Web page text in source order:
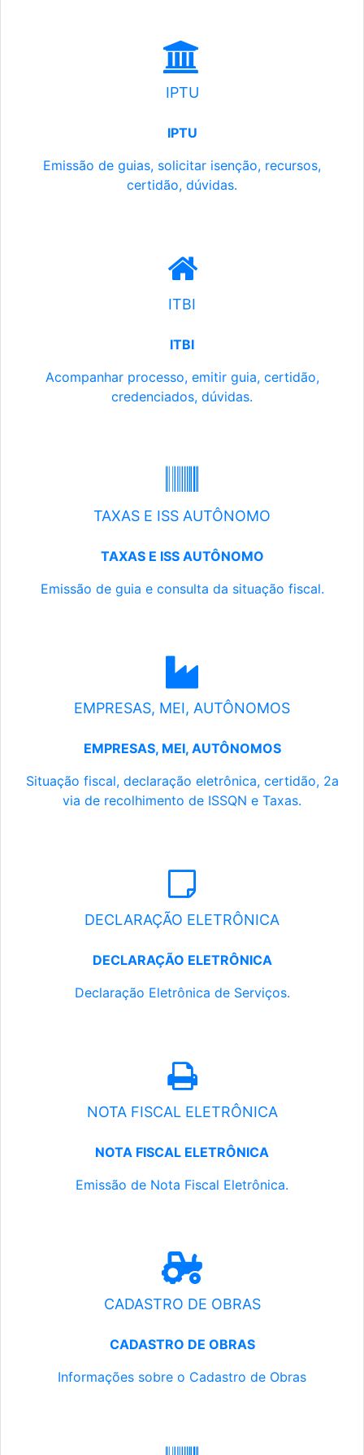
IPTU
IPTU
Emissão de guias, solicitar isenção, recursos,
certidão, dúvidas.
ITBI
ITBI
Acompanhar processo, emitir guia, certidão,
credenciados, dúvidas.
TAXAS E ISS AUTÔNOMO
TAXAS E ISS AUTÔNOMO
Emissão de guia e consulta da situação fiscal.
EMPRESAS, MEI, AUTÔNOMOS
EMPRESAS, MEI, AUTÔNOMOS
Situação fiscal, declaração eletrônica, certidão, 2a
via de recolhimento de ISSQN e Taxas.
DECLARAÇÃO ELETRÔNICA
DECLARAÇÃO ELETRÔNICA
Declaração Eletrônica de Serviços.
NOTA FISCAL ELETRÔNICA
NOTA FISCAL ELETRÔNICA
Emissão de Nota Fiscal Eletrônica.
CADASTRO DE OBRAS
CADASTRO DE OBRAS
Informações sobre o Cadastro de Obras